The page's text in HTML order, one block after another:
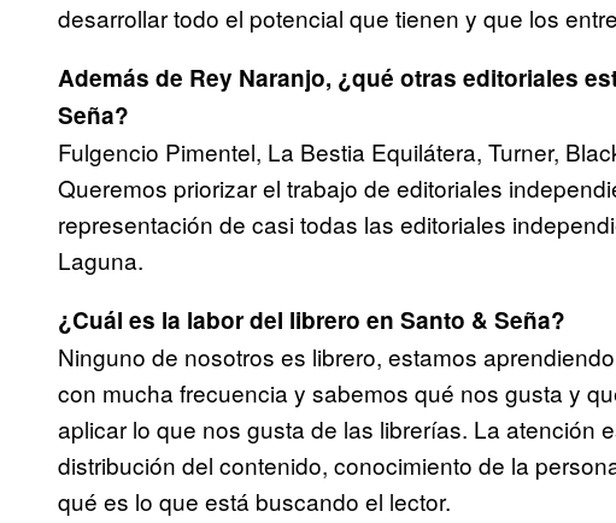
desarrollar todo el potencial que tienen y que los
Además de Rey Naranjo, ¿qué otras editoriales
Seña?
Fulgencio Pimentel, La Bestia Equilátera, Turner,
Queremos priorizar el trabajo de editoriales
representación de casi todas las editoriales
Laguna.
¿Cuál es la labor del librero en Santo & Seña?
Ninguno de nosotros es librero, estamos
con mucha frecuencia y sabemos qué nos gusta y
aplicar lo que nos gusta de las librerías. La atención
distribución del contenido, conocimiento de la
qué es lo que está buscando el lector.